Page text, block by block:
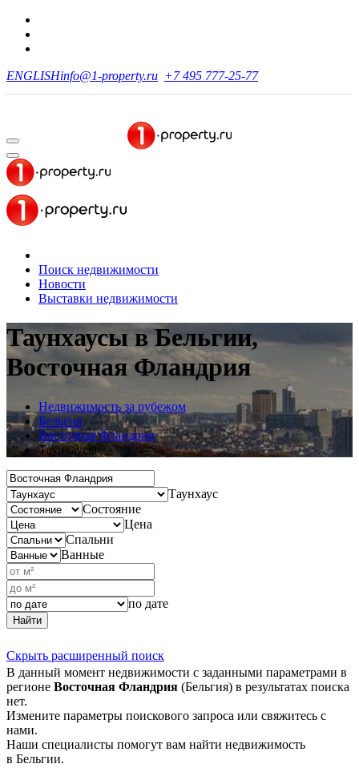
ENGLISHinfo@1-property.ru +7 495 777-25-77
Поиск недвижимости
Новости
Выставки недвижимости
Таунхаусы в Бельгии,
Восточная Фландрия
Недвижимость за рубежом
Бельгия
Восточная Фландрия
Таунхаусы
Таунхаус
Состояние
Цена
Спальни
Ванные
по дате
Найти
Скрыть расширенный поиск
В данный момент недвижимости с заданными параметрами в
регионе Восточная Фландрия (Бельгия) в результатах поиска
нет.
Измените параметры поискового запроса или свяжитесь с
нами.
Наши специалисты помогут вам найти недвижимость
в Бельгии.